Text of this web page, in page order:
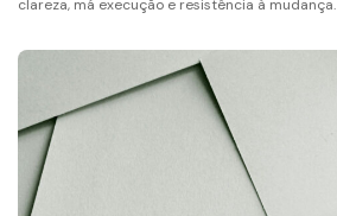
clareza, má execução e resistência à mudança.